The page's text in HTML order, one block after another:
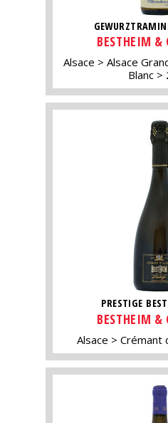
BESTHEIM &
Alsace
Alsace
Blanc
PRESTIGE
BESTHEIM &
Alsace Crémant